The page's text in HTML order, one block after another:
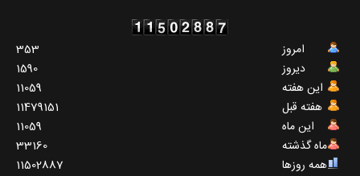
امروز
دیروز
این هفته
هفته قبل
این ماه
ماه گذشته
همه روزها
353
1590
11059
11479151
11059
33160
11502887